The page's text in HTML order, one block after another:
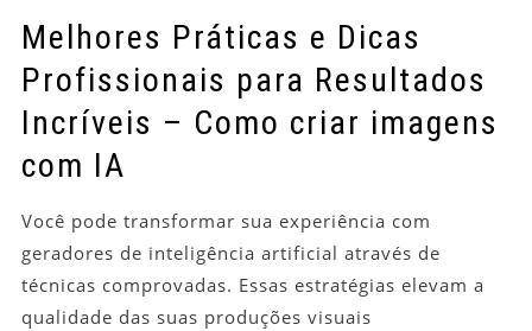
Melhores Práticas e Dicas
Profissionais para Resultados
Incríveis – Como criar imagens
com IA
Você pode transformar sua experiência com
geradores de inteligência artificial através de
técnicas comprovadas. Essas estratégias elevam a
qualidade das suas produções visuais